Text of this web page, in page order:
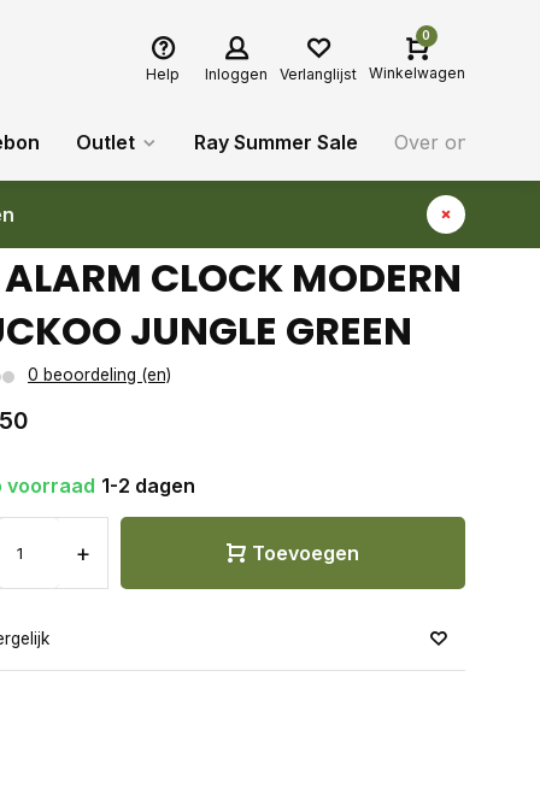
Help Inloggen Verlanglijst
0
Winkelwagen
Outlet Ray Summer Sale Over ons
CLOCK MODERN
JUNGLE GREEN
0 beoordeling (en)
voorraad 1-2 dagen
+ Toevoegen